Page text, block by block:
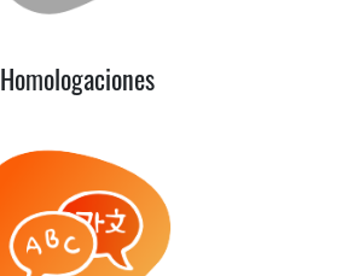
Homologaciones